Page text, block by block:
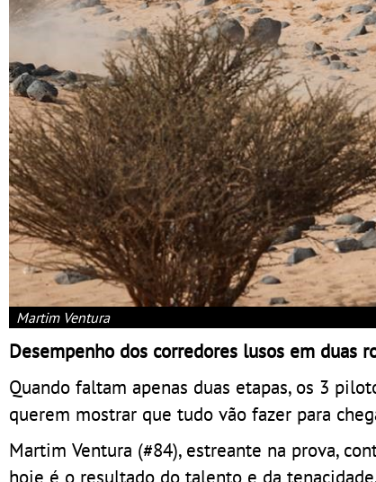
Martim Ventura
Desempenho dos corredores lusos em duas
Quando faltam apenas duas etapas, os 3
querem mostrar que tudo vão fazer para
Martim Ventura (#84), estreante na prova,
hoje é o resultado do talento e da